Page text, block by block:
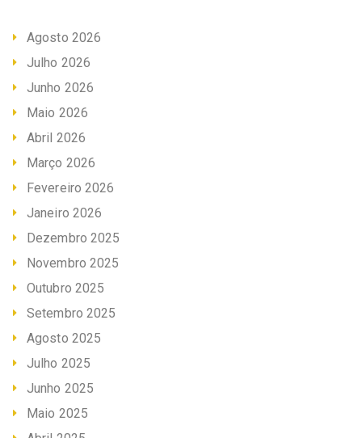
Agosto 2026
Julho 2026
Junho 2026
Maio 2026
Abril 2026
Março 2026
Fevereiro 2026
Janeiro 2026
Dezembro 2025
Novembro 2025
Outubro 2025
Setembro 2025
Agosto 2025
Julho 2025
Junho 2025
Maio 2025